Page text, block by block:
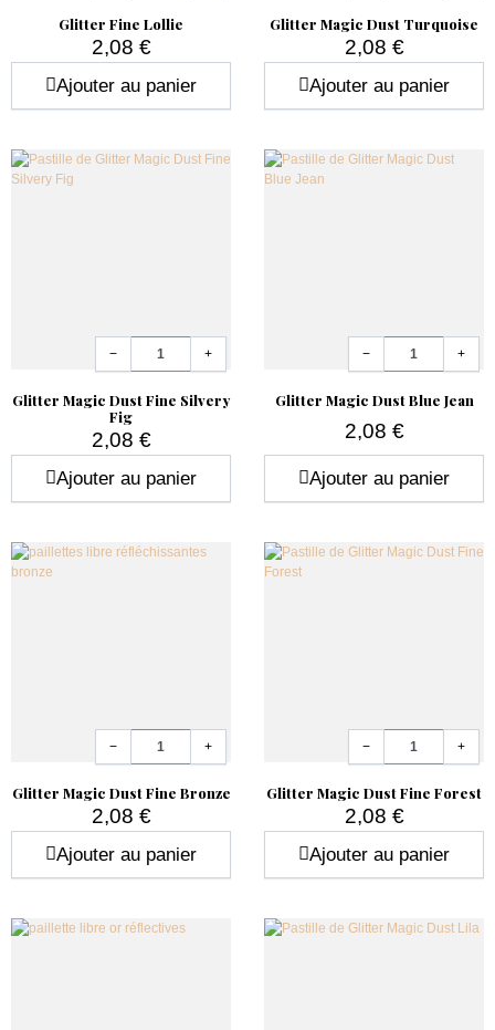
Glitter Fine Lollie
2,08 €
Ajouter au panier
Glitter Magic Dust Turquoise
2,08 €
Ajouter au panier
Glitter Magic Dust Fine Silvery
Fig
2,08 €
− +
Ajouter au panier
Glitter Magic Dust Blue Jean
Prix
2,08 €
− +
Ajouter au panier
Glitter Magic Dust Fine Bronze
2,08 €
− +
Ajouter au panier
Glitter Magic Dust Fine Forest
2,08 €
− +
Ajouter au panier